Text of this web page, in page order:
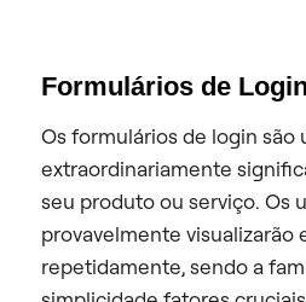
Formulários de Login
Os formulários de login são
extraordinariamente
seu produto ou serviço. Os
provavelmente visualizarão
repetidamente, sendo a